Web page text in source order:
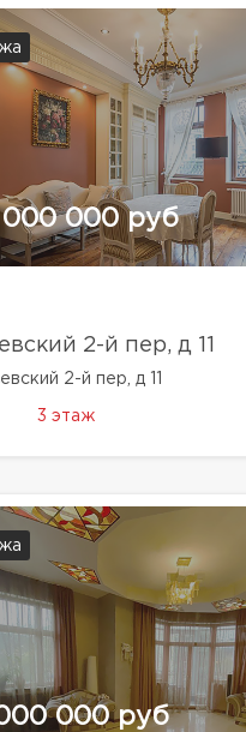
000 000 руб
2-й пер, д 11
2-й пер, д 11
3 этаж
000 руб